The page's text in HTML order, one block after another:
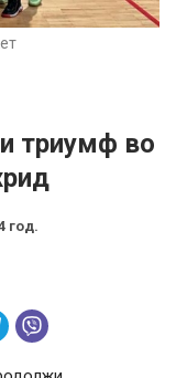
триумф во
год.